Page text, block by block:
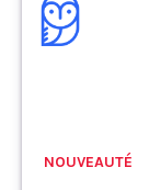
NOUVEAUTÉ